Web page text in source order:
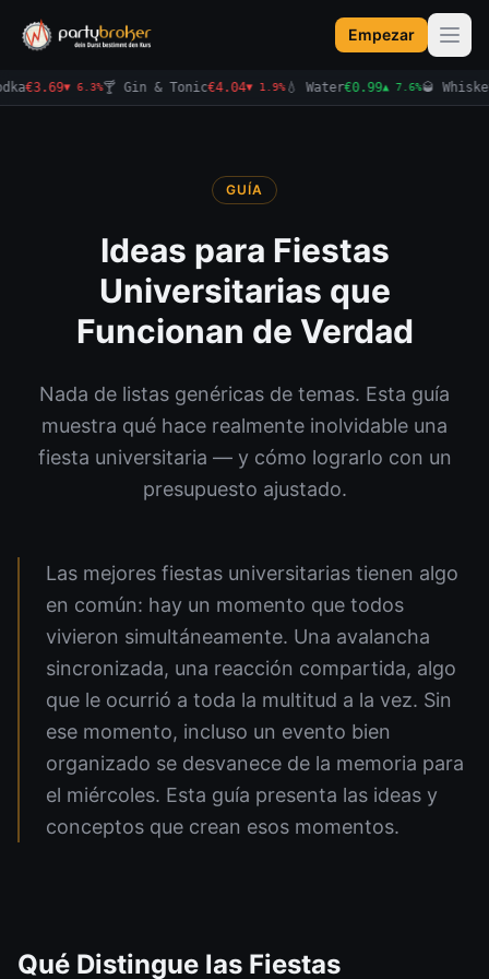
Empezar
€3.69▼ 6.3% 🍸 Gin & Tonic€4.04▼ 1.9% 💧 Water€0.99▲ 7.6% 🥃 Whiskey
GUÍA
Ideas para Fiestas
Universitarias que
Funcionan de Verdad
Nada de listas genéricas de temas. Esta guía
muestra qué hace realmente inolvidable una
fiesta universitaria — y cómo lograrlo con un
presupuesto ajustado.
Las mejores fiestas universitarias tienen algo
en común: hay un momento que todos
vivieron simultáneamente. Una avalancha
sincronizada, una reacción compartida, algo
que le ocurrió a toda la multitud a la vez. Sin
ese momento, incluso un evento bien
organizado se desvanece de la memoria para
el miércoles. Esta guía presenta las ideas y
conceptos que crean esos momentos.
Qué Distingue las Fiestas